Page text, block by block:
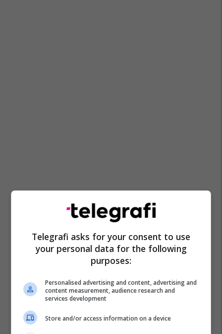
Ladi
Telegrafi asks for your consent to use
your personal data for the following
purposes:
Personalised advertising and content, advertising and
content measurement, audience research and
services development
Store and/or access information on a device